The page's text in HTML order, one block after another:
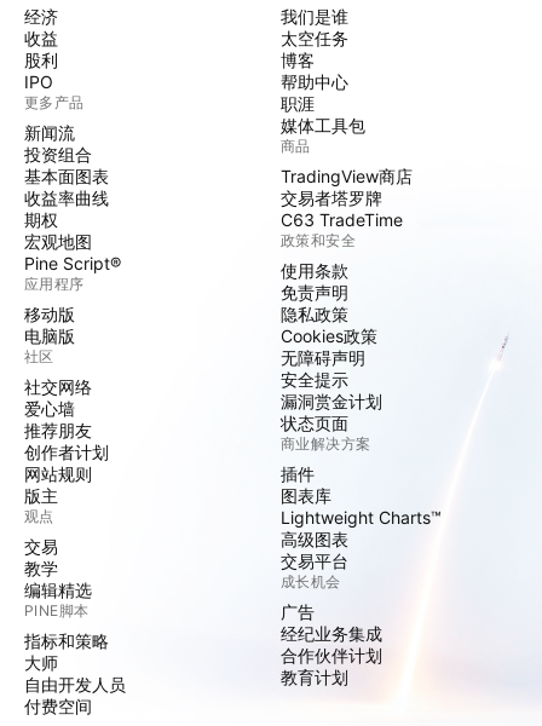
经济
收益
股利
IPO
更多产品
新闻流
投资组合
基本面图表
收益率曲线
期权
宏观地图
Pine Script®
应用程序
移动版
电脑版
社区
社交网络
爱心墙
推荐朋友
创作者计划
网站规则
版主
观点
交易
教学
编辑精选
PINE脚本
指标和策略
大师
自由开发人员
付费空间
我们是谁
太空任务
博客
帮助中心
职涯
媒体工具包
商品
TradingView商店
交易者塔罗牌
C63 TradeTime
政策和安全
使用条款
免责声明
隐私政策
Cookies政策
无障碍声明
安全提示
漏洞赏金计划
状态页面
商业解决方案
插件
图表库
Lightweight Charts™
高级图表
交易平台
成长机会
广告
经纪业务集成
合作伙伴计划
教育计划